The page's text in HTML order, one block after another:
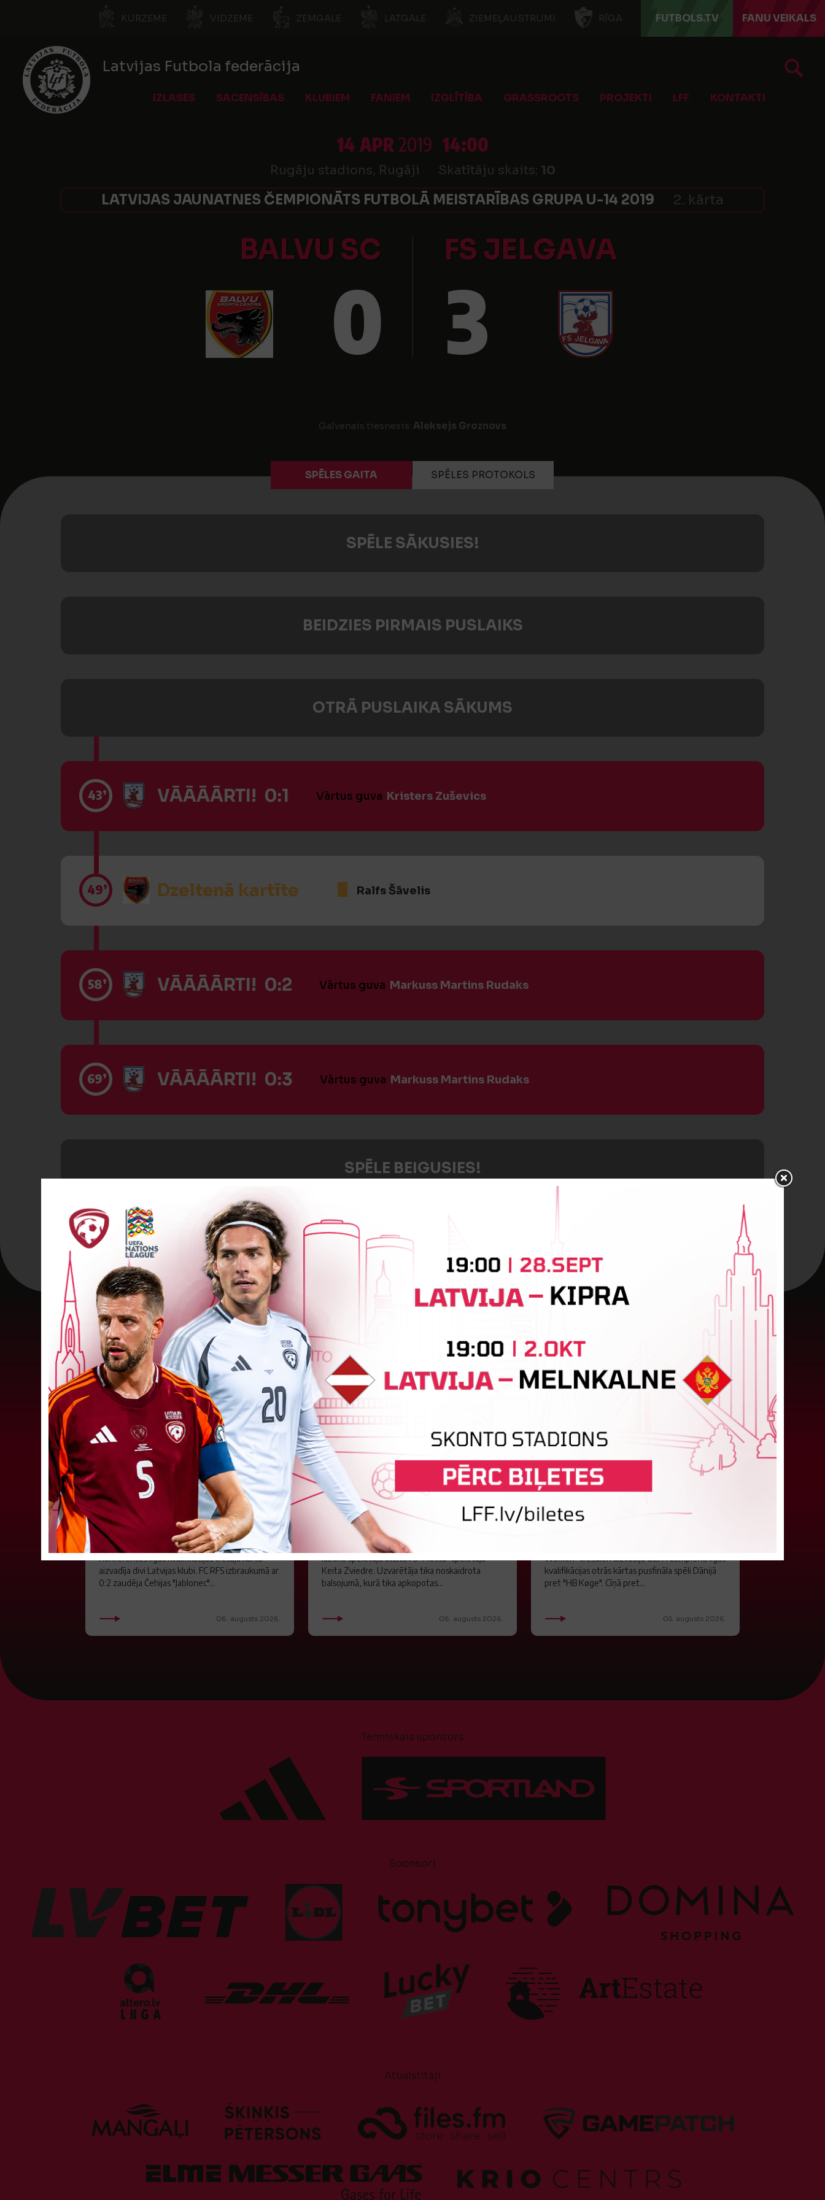
KURZEME VIDZEME ZEMGALE LATGALE ZIEMEĻAUSTRUMI RĪGA FUTBOLS.TV FANU VEIKALS
Latvijas Futbola federācija
IZLASES SACENSĪBAS KLUBIEM FANIEM IZGLĪTĪBA GRASSROOTS PROJEKTI LFF KONTAKTI
14 APR2019 14:00
Rugāju stadions, Rugāji Skatītāju skaits: 10
LATVIJAS JAUNATNES ČEMPIONĀTS FUTBOLĀ MEISTARĪBAS GRUPA U-14 2019 2. kārta
BALVU SC FS JELGAVA
0 3
Galvenais tiesnesis: Aleksejs Groznovs
SPĒLES GAITA SPĒLES PROTOKOLS
SPĒLE SĀKUSIES!
BEIDZIES PIRMAIS PUSLAIKS
OTRĀ PUSLAIKA SĀKUMS
43’ VĀĀĀĀRTI! 0:1 Vārtus guva Kristers Zuševics
49’ Dzeltenā kartīte Ralfs Šāvelis
58’ VĀĀĀĀRTI! 0:2 Vārtus guva Markuss Martins Rudaks
69’ VĀĀĀĀRTI! 0:3 Vārtus guva Markuss Martins Rudaks
SPĒLE BEIGUSIES!
Jaunākās ziņas
"Riga FC" iegūst handikapu, RFS
būs jāatspēlējas
Ceturtdienas vakarā savas spēles UEFA
Konferences līgas kvalifikācijas trešajā kārtā
aizvadīja divi Latvijas klubi. FC RFS izbraukumā ar
0:2 zaudēja Čehijas "Jablonec"...
06. augusts 2026.
Jūlijā par labāko "LuckyBet" SFL
atzīta Keita Zviedre
Par "LuckyBet" Sieviešu futbola līgas jūnija
labāko spēlētāju atzīta FS "Metta" spēlētāja
Keita Zviedre. Uzvarētāja tika noskaidrota
balsojumā, kurā tika apkopotas...
06. augusts 2026.
"Riga FC Women" liek kārtīgi
pasvīst dānietēm
Women" trešdien aizvadīja UEFA Čempionu līgas
kvalifikācijas otrās kārtas pusfināla spēli Dānijā
pret "HB Køge". Cīņā pret...
05. augusts 2026.
Tehniskais sponsors
Sponsori
Atbalstītāji